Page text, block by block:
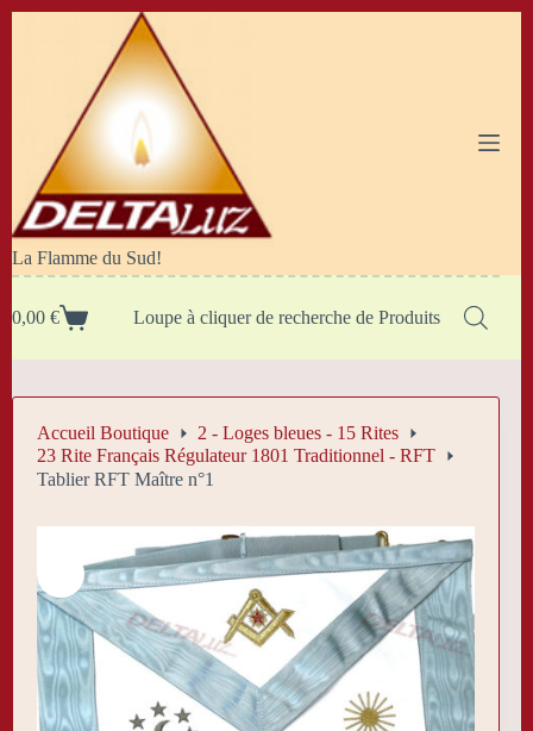
La Flamme du Sud!
Panier
0,00 € Loupe à cliquer de recherche de Produits
Accueil Boutique
2 - Loges bleues - 15 Rites
23 Rite Français Régulateur 1801 Traditionnel - RFT
Tablier RFT Maître n°1